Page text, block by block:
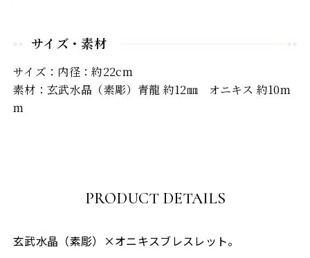
サイズ・素材
サイズ：内径：約22cm
素材：玄武水晶（素彫）青龍 約12㎜ オニキス 約10m
m
PRODUCT DETAILS
玄武水晶（素彫）×オニキスブレスレット。